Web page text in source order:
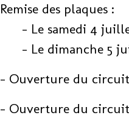
Remise des plaques :
- Le samedi 4
- Le dimanche 5
- Ouverture du circuit
- Ouverture du